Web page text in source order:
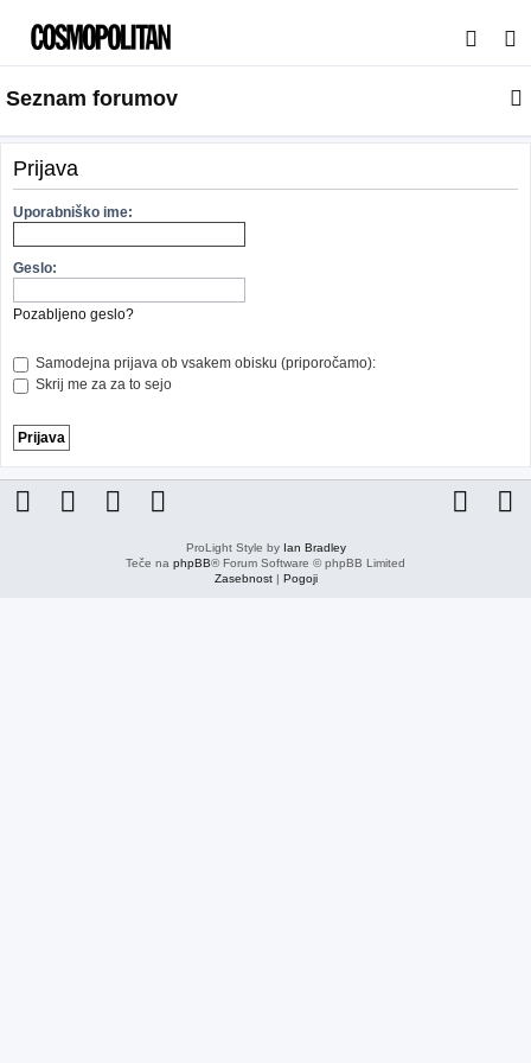
s
a
j
Seznam forumov
Prijava
Uporabniško ime:
Geslo:
Pozabljeno geslo?
Samodejna prijava ob vsakem obisku (priporočamo):
Skrij me za za to sejo
ProLight Style by Ian Bradley
Teče na phpBB® Forum Software © phpBB Limited
Zasebnost| Pogoji